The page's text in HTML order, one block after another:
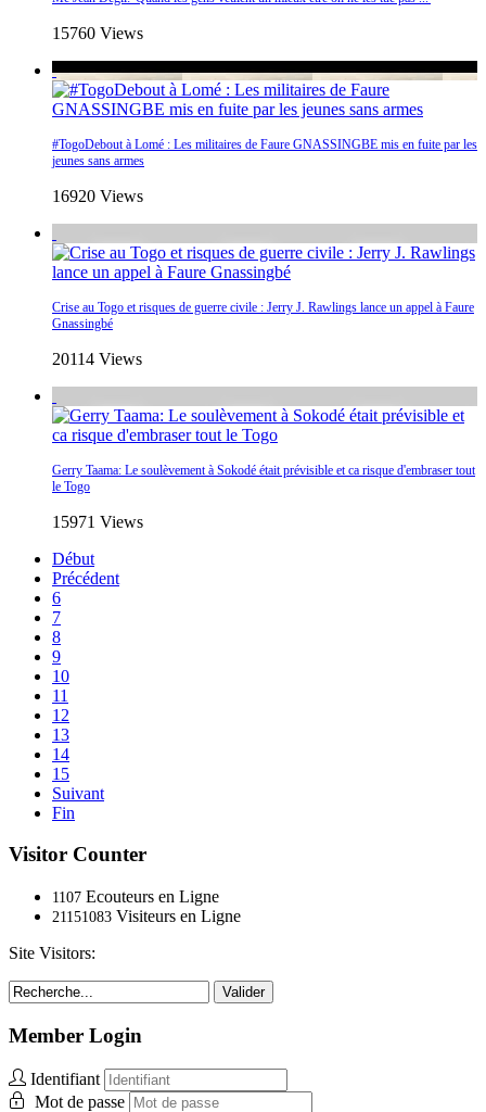
15760 Views
#TogoDebout à Lomé : Les militaires de Faure GNASSINGBE mis en fuite par les
jeunes sans armes
16920 Views
Crise au Togo et risques de guerre civile : Jerry J. Rawlings lance un appel à Faure
Gnassingbé
20114 Views
Gerry Taama: Le soulèvement à Sokodé était prévisible et ca risque d'embraser tout
le Togo
15971 Views
Début
Précédent
6
7
8
9
10
11
12
13
14
15
Suivant
Fin
Visitor Counter
1107 Ecouteurs en Ligne
21151083 Visiteurs en Ligne
Site Visitors:
Valider
Member Login
Identifiant
Mot de passe